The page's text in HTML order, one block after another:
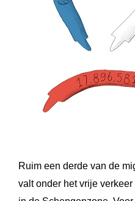
Ruim een derde van de
valt onder het vrije